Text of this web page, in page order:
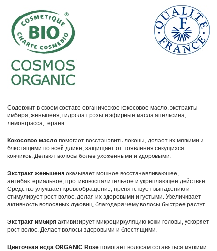
Содержит в своем составе органическое кокосовое масло, экстракты
имбиря, женьшеня, гидролат розы и эфирные масла апельсина,
лемонграсса, герани.
Кокосовое масло помогает восстановить локоны, делает их мягкими и
блестящими по всей длине, защищает от появления секущихся
кончиков. Делают волосы более ухоженными и здоровыми.
Экстракт женьшеня оказывает мощное восстанавливающее,
антибактериальное, противовоспалительное и укрепляющее действие.
Средство улучшает кровообращение, препятствует выпадению и
стимулирует рост волос, делая их здоровыми и густыми. Увеличивает
активность волосяных луковиц, благодаря чему волосы быстрее растут.
Экстракт имбиря активизирует микроциркуляцию кожи головы, ускоряет
рост волос. Делает волосы здоровыми и блестящими.
Цветочная вода ORGANIC Rose помогает волосам оставаться мягкими